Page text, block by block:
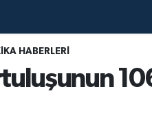
HABERLERI